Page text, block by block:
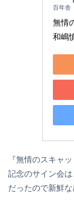
百年舎
無情
和嶋
『無情のスキャ
記念のサイン会
だったので新鮮な